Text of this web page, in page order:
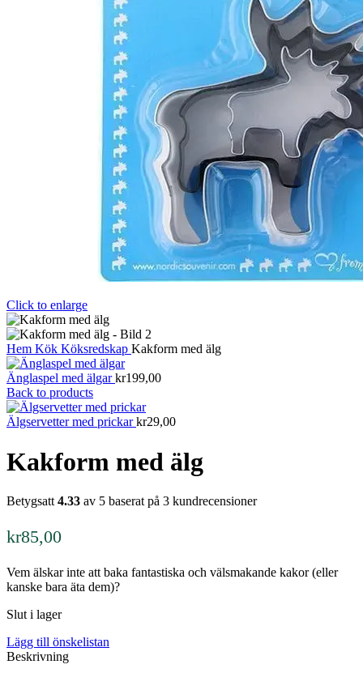
Click to enlarge
Hem Kök Köksredskap Kakform med älg
Änglaspel med älgarkr199,00
Back to products
Älgservetter med prickarkr29,00
Kakform med älg
Betygsatt 4.33 av 5 baserat på 3 kundrecensioner
kr85,00
Vem älskar inte att baka fantastiska och välsmakande kakor (eller
kanske bara äta dem)?
Slut i lager
Lägg till önskelistan
Beskrivning